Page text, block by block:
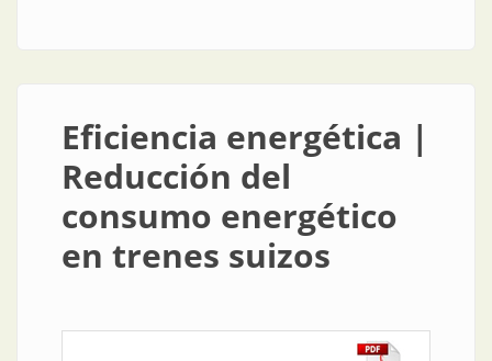
Eficiencia energética |
Reducción del
consumo energético
en trenes suizos